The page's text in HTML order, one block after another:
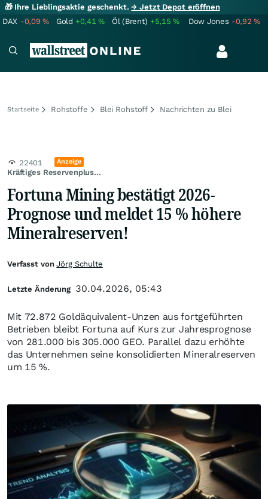
🎁 Ihre Lieblingsaktie geschenkt.→ Jetzt Depot eröffnen
DAX -0,09% Gold +0,41% Öl (Brent) +5,15% Dow Jones -0,92%
Startseite Rohstoffe Blei Rohstoff Nachrichten zu Blei
Kräftiges Reservenplus...
22401 Anzeige
Fortuna Mining bestätigt 2026-
Prognose und meldet 15 % höhere
Mineralreserven!
Mit 72.872 Goldäquivalent-Unzen aus fortgeführten
Betrieben bleibt Fortuna auf Kurs zur Jahresprognose
von 281.000 bis 305.000 GEO. Parallel dazu erhöhte
das Unternehmen seine konsolidierten Mineralreserven
um 15 %.
Verfasst vonJörg Schulte
Letzte Änderung 30.04.2026, 05:43